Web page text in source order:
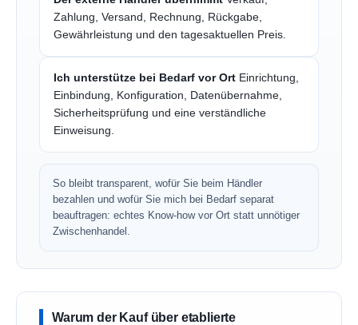
Zahlung, Versand, Rechnung, Rückgabe,
Gewährleistung und den tagesaktuellen Preis.
Ich unterstütze bei Bedarf vor Ort Einrichtung,
Einbindung, Konfiguration, Datenübernahme,
Sicherheitsprüfung und eine verständliche
Einweisung.
So bleibt transparent, wofür Sie beim Händler
bezahlen und wofür Sie mich bei Bedarf separat
beauftragen: echtes Know-how vor Ort statt unnötiger
Zwischenhandel.
Warum der Kauf über etablierte